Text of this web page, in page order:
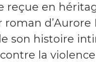
reçue en
d’Aurore
son histoire
la violence